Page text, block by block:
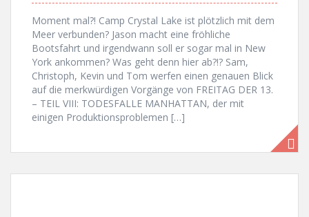
Moment mal?! Camp Crystal Lake ist plötzlich mit dem
Meer verbunden? Jason macht eine fröhliche
Bootsfahrt und irgendwann soll er sogar mal in New
York ankommen? Was geht denn hier ab?!? Sam,
Christoph, Kevin und Tom werfen einen genauen Blick
auf die merkwürdigen Vorgänge von FREITAG DER 13.
– TEIL VIII: TODESFALLE MANHATTAN, der mit
einigen Produktionsproblemen […]